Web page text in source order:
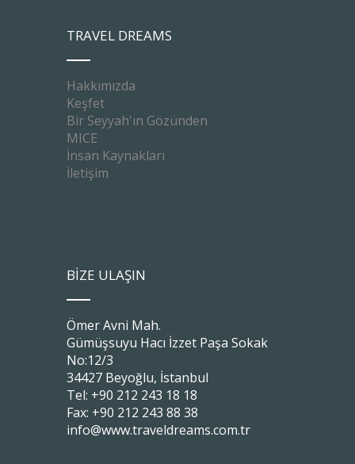
TRAVEL DREAMS
Hakkımızda
Keşfet
Bir Seyyah'ın Gözünden
MICE
İnsan Kaynakları
İletişim
BİZE ULAŞIN
Ömer Avni Mah.
Gümüşsuyu Hacı İzzet Paşa Sokak
No:12/3
34427 Beyoğlu, İstanbul
Tel: +90 212 243 18 18
Fax: +90 212 243 88 38
info@www.traveldreams.com.tr